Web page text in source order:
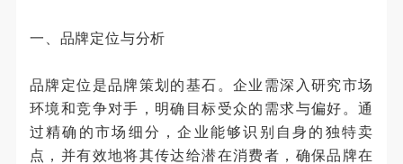
一、品牌定位与分析
品牌定位是品牌策划的基石。企业需深入研究市场
环境和竞争对手，明确目标受众的需求与偏好。通
过精确的市场细分，企业能够识别自身的独特卖
点，并有效地将其传达给潜在消费者，确保品牌在